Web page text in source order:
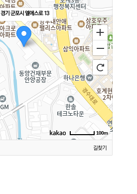
경기 군포시 엘에스로 13
100m
길찾기